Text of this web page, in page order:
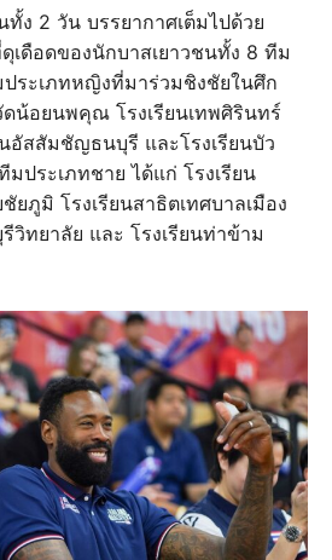
ง 2 วัน บรรยากาศเต็มไปด้วย
เดือดของนักบาสเยาวชนทั้ง 8 ทีม
ประเภทหญิงที่มาร่วมชิงชัยในศึก
ดน้อยนพคุณ โรงเรียนเทพศิรินทร์
อัสสัมชัญธนบุรี และโรงเรียนบัว
ประเภทชาย ได้แก่ โรงเรียน
ยภูมิ โรงเรียนสาธิตเทศบาลเมือง
วิทยาลัย และ โรงเรียนท่าข้าม